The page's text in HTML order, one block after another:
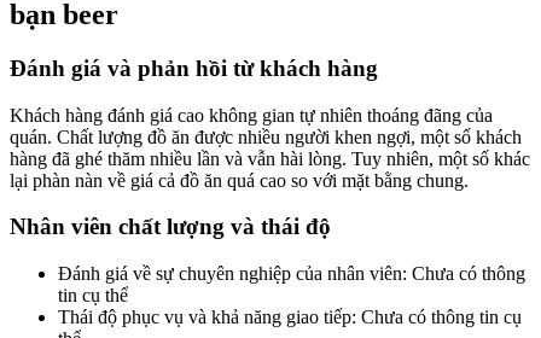
bạn beer
Đánh giá và phản hồi từ khách hàng
Khách hàng đánh giá cao không gian tự nhiên thoáng đãng của
quán. Chất lượng đồ ăn được nhiều người khen ngợi, một số khách
hàng đã ghé thăm nhiều lần và vẫn hài lòng. Tuy nhiên, một số khác
lại phàn nàn về giá cả đồ ăn quá cao so với mặt bằng chung.
Nhân viên chất lượng và thái độ
Đánh giá về sự chuyên nghiệp của nhân viên: Chưa có thông
tin cụ thể
Thái độ phục vụ và khả năng giao tiếp: Chưa có thông tin cụ